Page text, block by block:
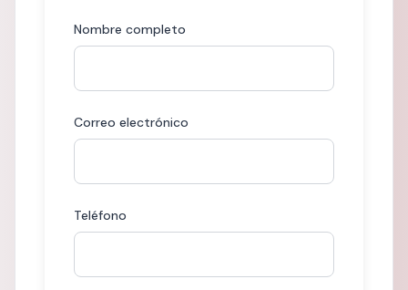
Nombre completo
Correo electrónico
Teléfono